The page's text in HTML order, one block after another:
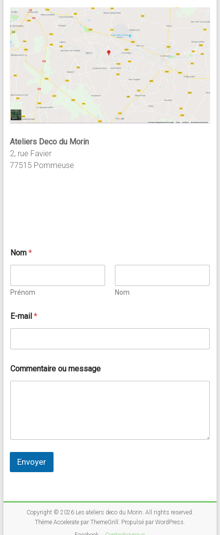
Ateliers Deco du Morin
2, rue Favier
77515 Pommeuse
-
m
i
l
*
Nom *
Prénom Nom
E-mail *
Commentaire ou message
Envoyer
Copyright © 2026 Les ateliers deco du Morin. All rights reserved.
Thème Acceleratepar ThemeGrill. Propulsé par WordPress.